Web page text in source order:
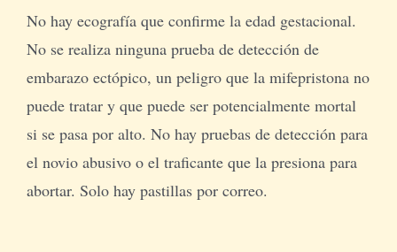
No hay ecografía que confirme la edad gestacional.
No se realiza ninguna prueba de detección de
embarazo ectópico, un peligro que la mifepristona no
puede tratar y que puede ser potencialmente mortal
si se pasa por alto. No hay pruebas de detección para
el novio abusivo o el traficante que la presiona para
abortar. Solo hay pastillas por correo.